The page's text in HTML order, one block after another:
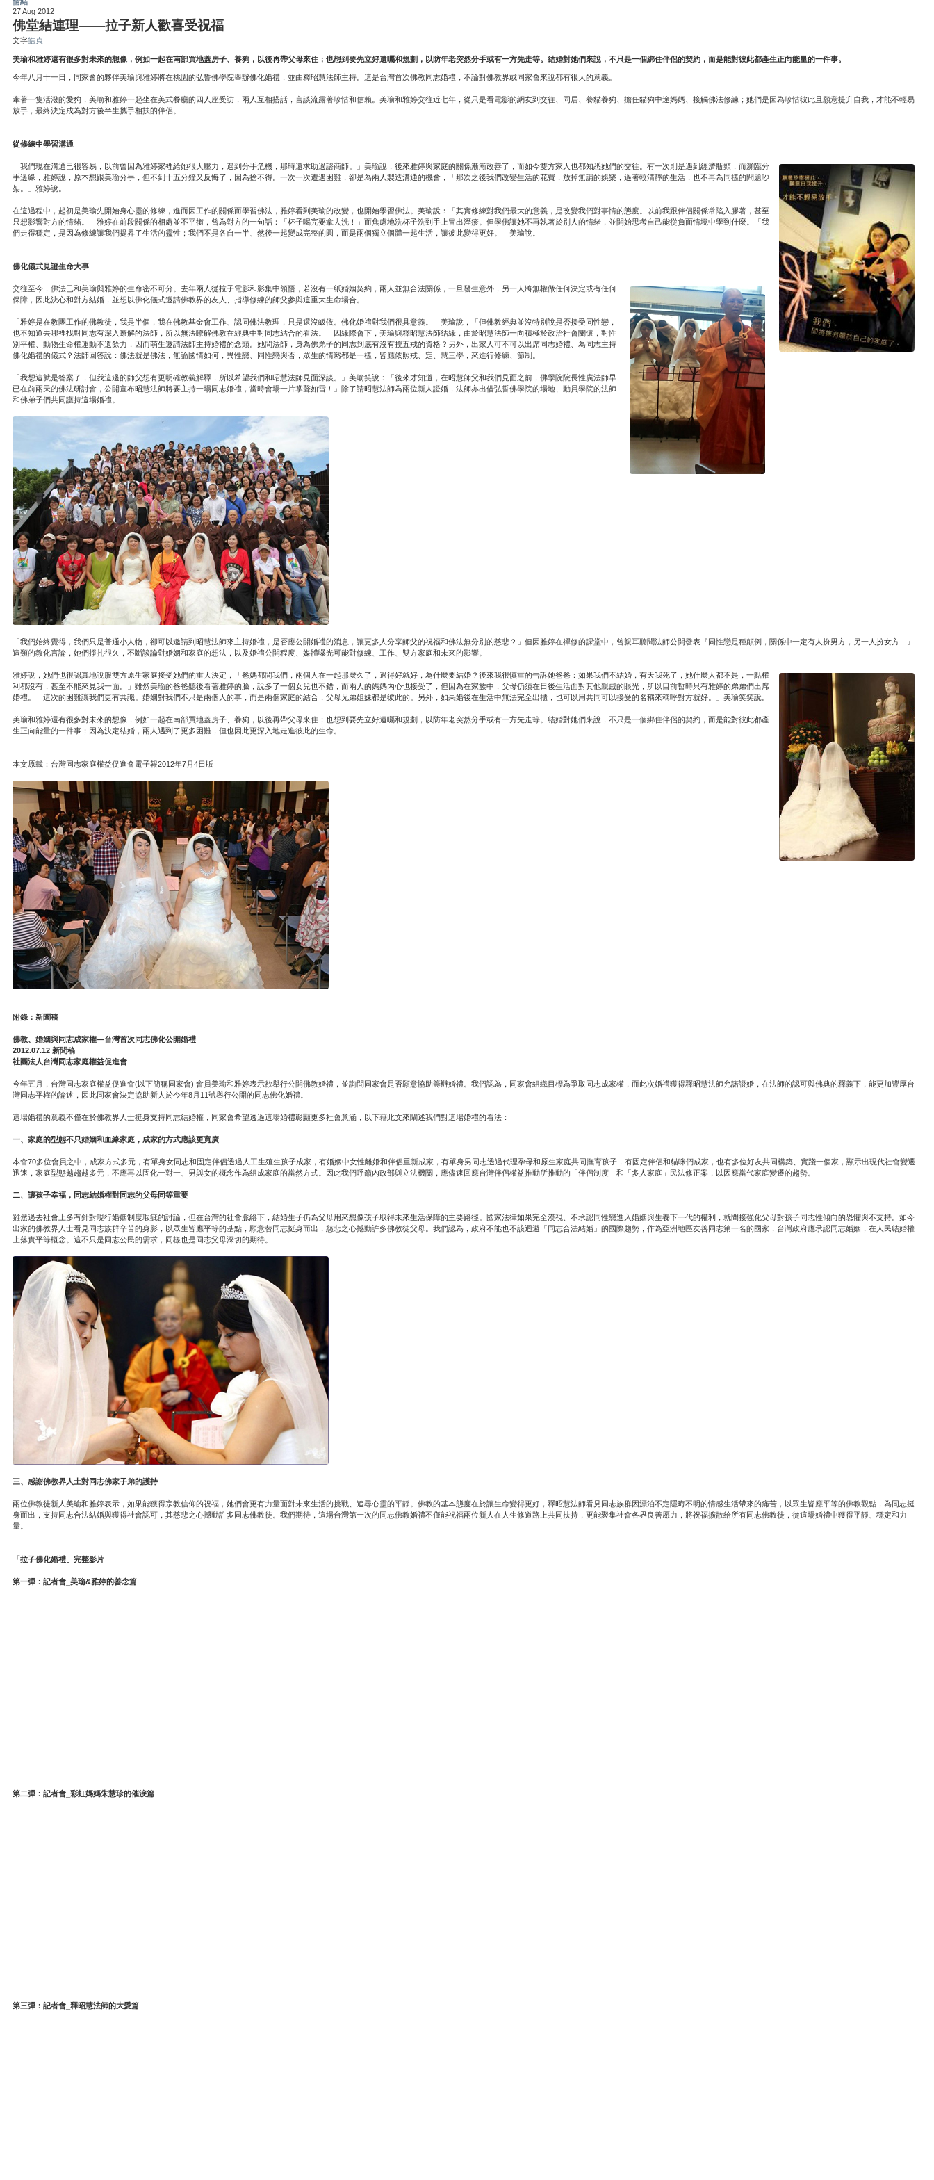
27 Aug 2012
佛堂結連理——拉子新人歡喜受祝福
文字皓貞
美瑜和雅婷還有很多對未來的想像，例如一起在南部買地蓋房子、養狗，以後再帶父母來住；也想到要先立好遺囑和規劃，以防年老突然分手或有一方先走等。結婚對她們來說，不只是一個綁住伴侶的契約，而是能對彼此都產生正向能量的一件事。
今年八月十一日，同家會的夥伴美瑜與雅婷將在桃園的弘誓佛學院舉辦佛化婚禮，並由釋昭慧法師主持。這是台灣首次佛教同志婚禮，不論對佛教界或同家會來說都有很大的意義。
牽著一隻活潑的愛狗，美瑜和雅婷一起坐在美式餐廳的四人座受訪，兩人互相搭話，言談流露著珍惜和信賴。美瑜和雅婷交往近七年，從只是看電影的網友到交往、同居、養貓養狗、擔任貓狗中途媽媽、接觸佛法修練；她們是因為珍惜彼此且願意提升自我，才能不輕易
放手，最終決定成為對方後半生攜手相扶的伴侶。
從修練中學習溝通
「我們現在溝通已很容易，以前曾因為雅婷家裡給她很大壓力，遇到分手危機，那時還求助過諮商師。」美瑜說，後來雅婷與家庭的關係漸漸改善了，而如今雙方家人也都知悉她們的交往。有一次則是遇到經濟瓶頸，而瀕臨分
手邊緣，雅婷說，原本想跟美瑜分手，但不到十五分鐘又反悔了，因為捨不得。一次一次遭遇困難，卻是為兩人製造溝通的機會，「那次之後我們改變生活的花費，放掉無謂的娛樂，過著較清靜的生活，也不再為同樣的問題吵
架。」雅婷說。
在這過程中，起初是美瑜先開始身心靈的修練，進而因工作的關係而學習佛法，雅婷看到美瑜的改變，也開始學習佛法。美瑜說：「其實修練對我們最大的意義，是改變我們對事情的態度。以前我跟伴侶關係常陷入膠著，甚至
只想影響對方的情緒。」雅婷在前段關係的相處並不平衡，曾為對方的一句話：「杯子喝完要拿去洗！」而焦慮地洗杯子洗到手上冒出溼疹。但學佛讓她不再執著於別人的情緒，並開始思考自己能從負面情境中學到什麼。「我
們走得穩定，是因為修練讓我們提昇了生活的靈性；我們不是各自一半、然後一起變成完整的圓，而是兩個獨立個體一起生活，讓彼此變得更好。」美瑜說。
佛化儀式見證生命大事
交往至今，佛法已和美瑜與雅婷的生命密不可分。去年兩人從拉子電影和影集中領悟，若沒有一紙婚姻契約，兩人並無合法關係，一旦發生意外，另一人將無權做任何決定或有任何
保障，因此決心和對方結婚，並想以佛化儀式邀請佛教界的友人、指導修練的師父參與這重大生命場合。
「雅婷是在教團工作的佛教徒，我是半個，我在佛教基金會工作、認同佛法教理，只是還沒皈依。佛化婚禮對我們很具意義。」美瑜說，「但佛教經典並沒特別說是否接受同性戀，
也不知道去哪裡找對同志有深入瞭解的法師，所以無法瞭解佛教在經典中對同志結合的看法。」因緣際會下，美瑜與釋昭慧法師結緣，由於昭慧法師一向積極於政治社會關懷，對性
別平權、動物生命權運動不遺餘力，因而萌生邀請法師主持婚禮的念頭。她問法師，身為佛弟子的同志到底有沒有授五戒的資格？另外，出家人可不可以出席同志婚禮、為同志主持
佛化婚禮的儀式？法師回答說：佛法就是佛法，無論國情如何，異性戀、同性戀與否，眾生的情慾都是一樣，皆應依照戒、定、慧三學，來進行修練、節制。
「我想這就是答案了，但我這邊的師父想有更明確教義解釋，所以希望我們和昭慧法師見面深談。」美瑜笑說：「後來才知道，在昭慧師父和我們見面之前，佛學院院長性廣法師早
已在前兩天的佛法研討會，公開宣布昭慧法師將要主持一場同志婚禮，當時會場一片掌聲如雷！」除了請昭慧法師為兩位新人證婚，法師亦出借弘誓佛學院的場地、動員學院的法師
和佛弟子們共同護持這場婚禮。
「我們始終覺得，我們只是普通小人物，卻可以邀請到昭慧法師來主持婚禮，是否應公開婚禮的消息，讓更多人分享師父的祝福和佛法無分別的慈悲？」但因雅婷在禪修的課堂中，曾親耳聽聞法師公開發表『同性戀是種顛倒，關係中一定有人扮男方，另一人扮女方…』
這類的教化言論，她們掙扎很久，不斷談論對婚姻和家庭的想法，以及婚禮公開程度、媒體曝光可能對修練、工作、雙方家庭和未來的影響。
雅婷說，她們也很認真地說服雙方原生家庭接受她們的重大決定，「爸媽都問我們，兩個人在一起那麼久了，過得好就好，為什麼要結婚？後來我很慎重的告訴她爸爸：如果我們不結婚，有天我死了，她什麼人都不是，一點權
利都沒有，甚至不能來見我一面。」雖然美瑜的爸爸聽後看著雅婷的臉，說多了一個女兒也不錯，而兩人的媽媽內心也接受了，但因為在家族中，父母仍須在日後生活面對其他親戚的眼光，所以目前暫時只有雅婷的弟弟們出席
婚禮。「這次的困難讓我們更有共識。婚姻對我們不只是兩個人的事，而是兩個家庭的結合，父母兄弟姐妹都是彼此的。另外，如果婚後在生活中無法完全出櫃，也可以用共同可以接受的名稱來稱呼對方就好。」美瑜笑笑說。
美瑜和雅婷還有很多對未來的想像，例如一起在南部買地蓋房子、養狗，以後再帶父母來住；也想到要先立好遺囑和規劃，以防年老突然分手或有一方先走等。結婚對她們來說，不只是一個綁住伴侶的契約，而是能對彼此都產
生正向能量的一件事；因為決定結婚，兩人遇到了更多困難，但也因此更深入地走進彼此的生命。
本文原載：台灣同志家庭權益促進會電子報2012年7月4日版
附錄：新聞稿
佛教、婚姻與同志成家權—台灣首次同志佛化公開婚禮
2012.07.12 新聞稿
社團法人台灣同志家庭權益促進會
今年五月，台灣同志家庭權益促進會(以下簡稱同家會) 會員美瑜和雅婷表示欲舉行公開佛教婚禮，並詢問同家會是否願意協助籌辦婚禮。我們認為，同家會組織目標為爭取同志成家權，而此次婚禮獲得釋昭慧法師允諾證婚，在法師的認可與佛典的釋義下，能更加豐厚台
灣同志平權的論述，因此同家會決定協助新人於今年8月11號舉行公開的同志佛化婚禮。
這場婚禮的意義不僅在於佛教界人士挺身支持同志結婚權，同家會希望透過這場婚禮彰顯更多社會意涵，以下藉此文來闡述我們對這場婚禮的看法：
一、家庭的型態不只婚姻和血緣家庭，成家的方式應該更寬廣
本會70多位會員之中，成家方式多元，有單身女同志和固定伴侶透過人工生殖生孩子成家，有婚姻中女性離婚和伴侶重新成家，有單身男同志透過代理孕母和原生家庭共同撫育孩子，有固定伴侶和貓咪們成家，也有多位好友共同構築、實踐一個家，顯示出現代社會變遷
迅速，家庭型態越趨越多元，不應再以固化一對一、男與女的概念作為組成家庭的當然方式。因此我們呼籲內政部與立法機關，應儘速回應台灣伴侶權益推動所推動的「伴侶制度」和「多人家庭」民法修正案，以因應當代家庭變遷的趨勢。
二、讓孩子幸福，同志結婚權對同志的父母同等重要
雖然過去社會上多有針對現行婚姻制度瑕疵的討論，但在台灣的社會脈絡下，結婚生子仍為父母用來想像孩子取得未來生活保障的主要路徑。國家法律如果完全漠視、不承認同性戀進入婚姻與生養下一代的權利，就間接強化父母對孩子同志性傾向的恐懼與不支持。如今
出家的佛教界人士看見同志族群辛苦的身影，以眾生皆應平等的基點，願意替同志挺身而出，慈悲之心撼動許多佛教徒父母。我們認為，政府不能也不該迴避「同志合法結婚」的國際趨勢，作為亞洲地區友善同志第一名的國家，台灣政府應承認同志婚姻，在人民結婚權
上落實平等概念。這不只是同志公民的需求，同樣也是同志父母深切的期待。
三、感謝佛教界人士對同志佛家子弟的護持
兩位佛教徒新人美瑜和雅婷表示，如果能獲得宗教信仰的祝福，她們會更有力量面對未來生活的挑戰、追尋心靈的平靜。佛教的基本態度在於讓生命變得更好，釋昭慧法師看見同志族群因漂泊不定隱晦不明的情感生活帶來的痛苦，以眾生皆應平等的佛教觀點，為同志挺
身而出，支持同志合法結婚與獲得社會認可，其慈悲之心撼動許多同志佛教徒。我們期待，這場台灣第一次的同志佛教婚禮不僅能祝福兩位新人在人生修道路上共同扶持，更能聚集社會各界良善愿力，將祝福擴散給所有同志佛教徒，從這場婚禮中獲得平靜、穩定和力
量。
「拉子佛化婚禮」完整影片
第一彈：記者會_美瑜&雅婷的善念篇
第二彈：記者會_彩虹媽媽朱慧珍的催淚篇
第三彈：記者會_釋昭慧法師的大愛篇